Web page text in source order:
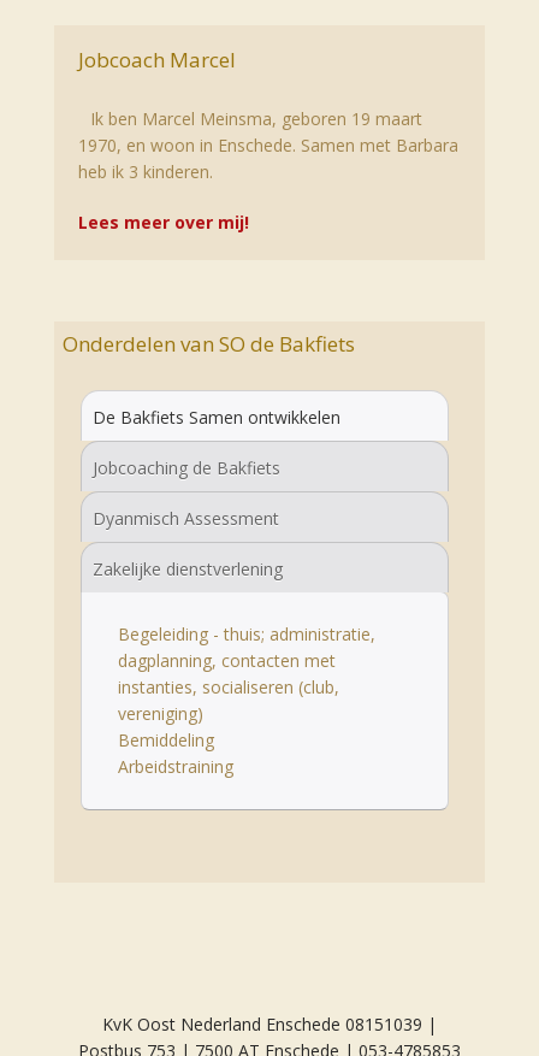
Jobcoach Marcel
Ik ben Marcel Meinsma, geboren 19 maart
1970, en woon in Enschede. Samen met Barbara
heb ik 3 kinderen.
Lees meer over mij!
Onderdelen van SO de Bakfiets
De Bakfiets Samen ontwikkelen
Jobcoaching de Bakfiets
Dyanmisch Assessment
Zakelijke dienstverlening
Begeleiding - thuis; administratie,
dagplanning, contacten met
instanties, socialiseren (club,
vereniging)
Bemiddeling
Arbeidstraining
KvK Oost Nederland Enschede 08151039 |
Postbus 753 | 7500 AT Enschede | 053-4785853